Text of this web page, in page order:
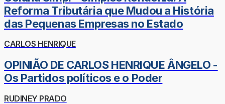
Reforma Tributária que Mudou a História
das Pequenas Empresas no Estado
CARLOS HENRIQUE
OPINIÃO DE CARLOS HENRIQUE ÂNGELO -
Os Partidos políticos e o Poder
RUDINEY PRADO